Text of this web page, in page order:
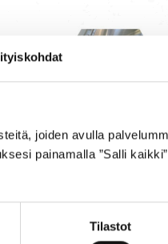
joiden avulla
painamalla ”Salli
Tilastot